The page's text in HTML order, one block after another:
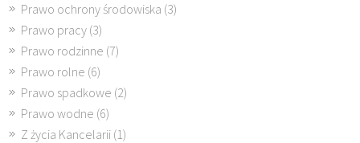
Prawo ochrony środowiska (3)
Prawo pracy (3)
Prawo rodzinne (7)
Prawo rolne (6)
Prawo spadkowe (2)
Prawo wodne (6)
Z życia Kancelarii (1)